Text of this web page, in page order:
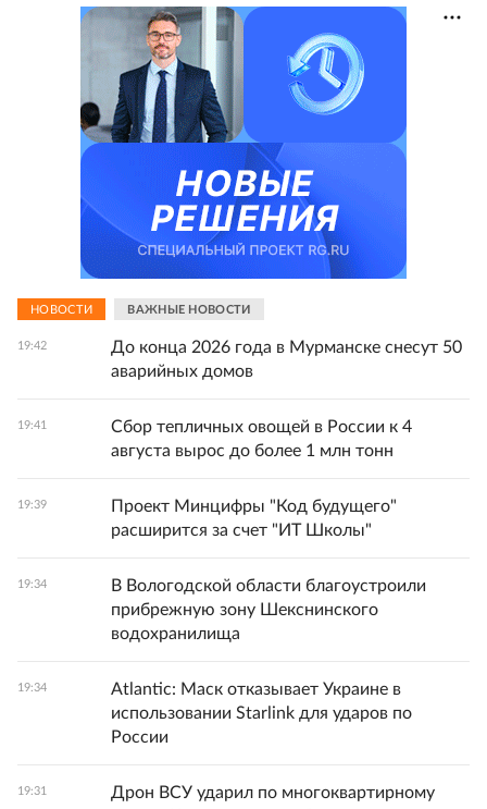
НОВОСТИ ВАЖНЫЕ НОВОСТИ
19:42
До конца 2026 года в Мурманске снесут 50
аварийных домов
19:41
Сбор тепличных овощей в России к 4
августа вырос до более 1 млн тонн
19:39
Проект Минцифры "Код будущего"
расширится за счет "ИТ Школы"
19:34
В Вологодской области благоустроили
прибрежную зону Шекснинского
водохранилища
19:34
Atlantic: Маск отказывает Украине в
использовании Starlink для ударов по
России
19:31
Дрон ВСУ ударил по многоквартирному